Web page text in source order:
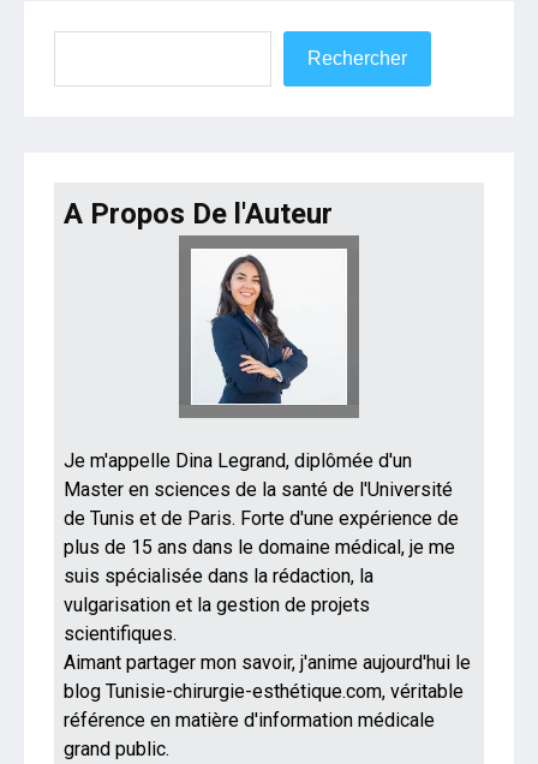
Rechercher
A Propos De l'Auteur
Je m'appelle Dina Legrand, diplômée d'un
Master en sciences de la santé de l'Université
de Tunis et de Paris. Forte d'une expérience de
plus de 15 ans dans le domaine médical, je me
suis spécialisée dans la rédaction, la
vulgarisation et la gestion de projets
scientifiques.
Aimant partager mon savoir, j'anime aujourd'hui le
blog Tunisie-chirurgie-esthétique.com, véritable
référence en matière d'information médicale
grand public.